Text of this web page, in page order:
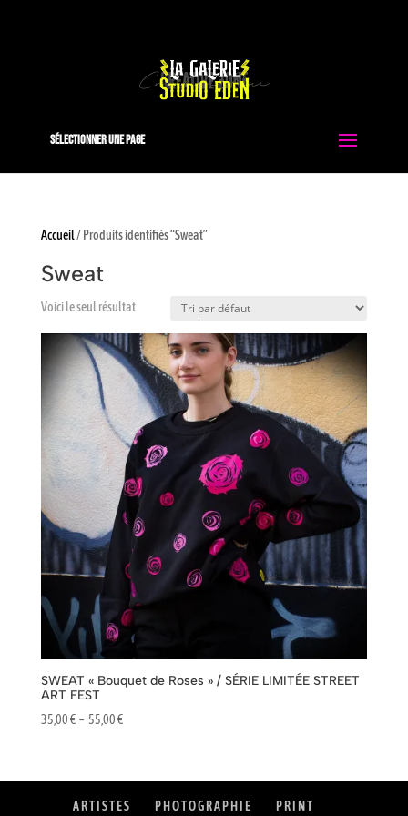
Sélectionner une page
Accueil/ Produits identifiés “Sweat”
Sweat
Voici le seul résultat
SWEAT « Bouquet de Roses » / SÉRIE LIMITÉE STREET
ART FEST
35,00€ – 55,00€Plage
35,00 €
à
ARTISTES PHOTOGRAPHIE PRINT